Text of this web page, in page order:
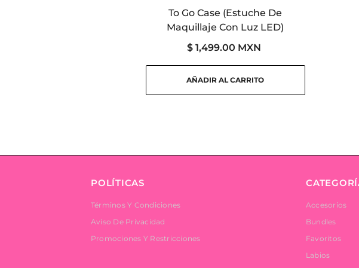
To Go Case (Estuche De
Maquillaje Con Luz LED)
$ 1,499.00 MXN
AÑADIR AL CARRITO
POLÍTICAS
Términos Y Condiciones
Aviso De Privacidad
Promociones Y Restricciones
Accesorios
Bundles
Favoritos
Labios